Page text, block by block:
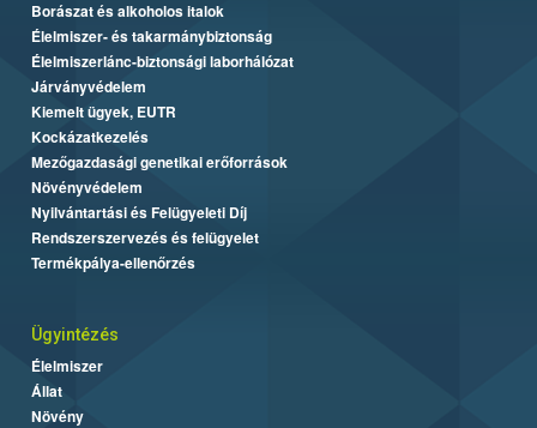
Borászat és alkoholos italok
Élelmiszer- és takarmánybiztonság
Élelmiszerlánc-biztonsági laborhálózat
Járványvédelem
Kiemelt ügyek, EUTR
Kockázatkezelés
Mezőgazdasági genetikai erőforrások
Növényvédelem
Nyilvántartási és Felügyeleti Díj
Rendszerszervezés és felügyelet
Termékpálya-ellenőrzés
Ügyintézés
Élelmiszer
Állat
Növény